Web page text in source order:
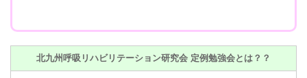
北九州呼吸リハビリテーション研究会 定例勉強会とは？？